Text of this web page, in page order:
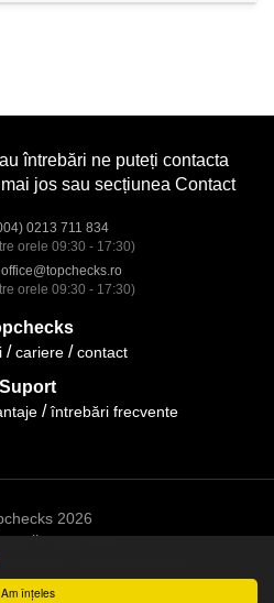
Am înțeles
întrebări ne puteți contacta
jos sau secțiunea Contact
0213 711 834
orele 09:30 - 17:30)
office@topchecks.ro
orele 09:30 - 17:30)
cariere contact
Suport
întrebări frecvente
2026
rezervate
condiții